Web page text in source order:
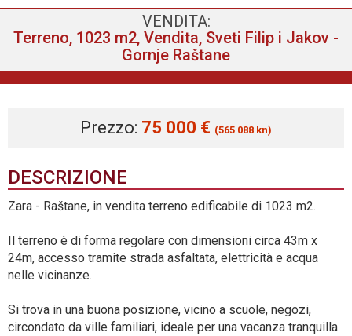
VENDITA:
Terreno, 1023 m2, Vendita, Sveti Filip i Jakov -
Gornje Raštane
Prezzo: 75 000 € (565 088 kn)
DESCRIZIONE
Zara - Raštane, in vendita terreno edificabile di 1023 m2.
Il terreno è di forma regolare con dimensioni circa 43m x
24m, accesso tramite strada asfaltata, elettricità e acqua
nelle vicinanze.
Si trova in una buona posizione, vicino a scuole, negozi,
circondato da ville familiari, ideale per una vacanza tranquilla